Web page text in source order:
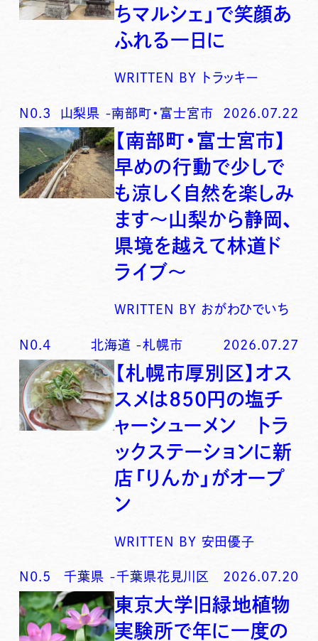
ちマルシェ」で笑顔あ
ふれる一日に
WRITTEN BY トラッキー
N0. 3 山梨県 -南部町・富士宮市 2026.07.22
【南部町・富士宮市】
早めの行動で少しで
も涼しく自然を楽しみ
ます〜山梨から静岡、
県境を越えて林道ド
ライブ〜
WRITTEN BY おがわひでいち
N0.4 北海道 -札幌市 2026.07.27
【札幌市厚別区】オス
スメは850円の塩チ
ャーシューメン トラ
ックステーションに新
店「りんか」がオープ
ン
WRITTEN BY 安田優子
N0. 5 千葉県 -千葉県花見川区 2026.07.20
東京大学旧緑地植物
実験所で年に一度の